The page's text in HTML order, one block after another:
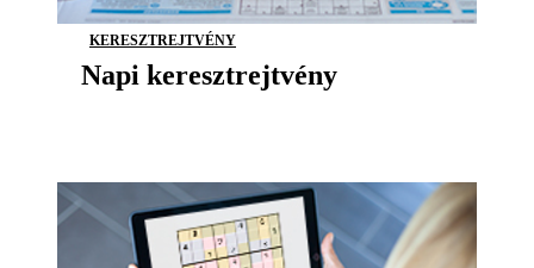
KERESZTREJTVÉNY
Napi keresztrejtvény